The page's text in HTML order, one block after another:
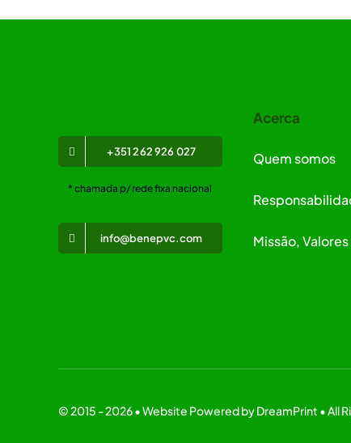
+351 262 926 027
* chamada p/ rede fixa nacional
info@benepvc.com
Acerca
Quem somos
Missão,
© 2015 - 2026 •Website PoweredbyDreamPrint • All